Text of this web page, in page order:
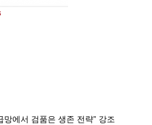
망에서 검품은 생존 전략” 강조